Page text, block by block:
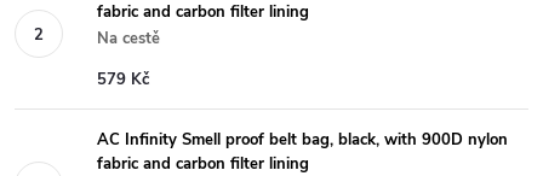
fabric and carbon filter lining
Na cestě
579 Kč
AC Infinity Smell proof belt bag, black, with 900D nylon
fabric and carbon filter lining